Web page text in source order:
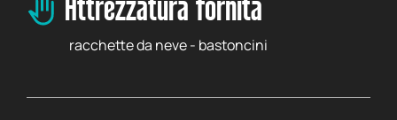
Attrezzatura fornita
racchette da neve - bastoncini